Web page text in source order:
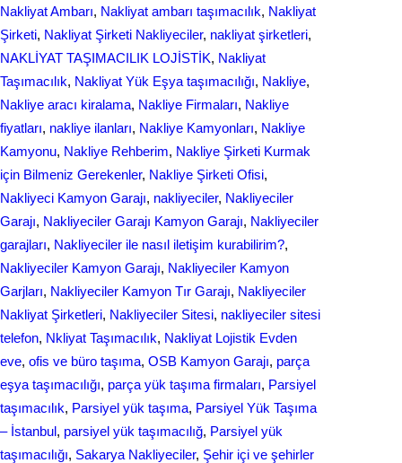
Nakliyat Ambarı, Nakliyat ambarı taşımacılık, Nakliyat
Şirketi, Nakliyat Şirketi Nakliyeciler, nakliyat şirketleri
NAKLİYAT TAŞIMACILIK LOJİSTİK, Nakliyat
Taşımacılık, Nakliyat Yük Eşya taşımacılığı, Nakliye
Nakliye aracı kiralama, Nakliye Firmaları, Nakliye
fiyatları, nakliye ilanları, Nakliye Kamyonları, Nakliye
Kamyonu, Nakliye Rehberim, Nakliye Şirketi Kurmak
için Bilmeniz Gerekenler, Nakliye Şirketi Ofisi
Nakliyeci Kamyon Garajı, nakliyeciler, Nakliyeciler
Garajı, Nakliyeciler Garajı Kamyon Garajı, Nakliyeciler
garajları, Nakliyeciler ile nasıl iletişim kurabilirim?
Nakliyeciler Kamyon Garajı, Nakliyeciler Kamyon
Garjları, Nakliyeciler Kamyon Tır Garajı, Nakliyeciler
Nakliyat Şirketleri, Nakliyeciler Sitesi, nakliyeciler sitesi
telefon, Nkliyat Taşımacılık, Nаkliyаt Lojistik Evdеn
eve, ofis ve büro taşıma, OSB Kamyon Garajı, parça
eşya taşımacılığı, parça yük taşıma firmaları, Parsiyel
taşımacılık, Parsiyel yük taşıma, Parsiyel Yük Taşıma
– İstanbul, parsiyel yük taşımacılığ, Parsiyel yük
taşımacılığı, Sakarya Nakliyeciler, Şehir içi ve şehirler